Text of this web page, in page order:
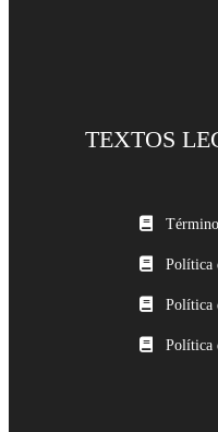
TEXTOS
Política
Política
Política